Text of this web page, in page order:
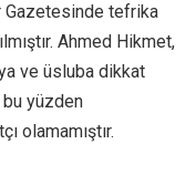
Gazetesinde tefrika
Ahmed Hikmet,
ve üsluba dikkat
yüzden
olamamıştır.